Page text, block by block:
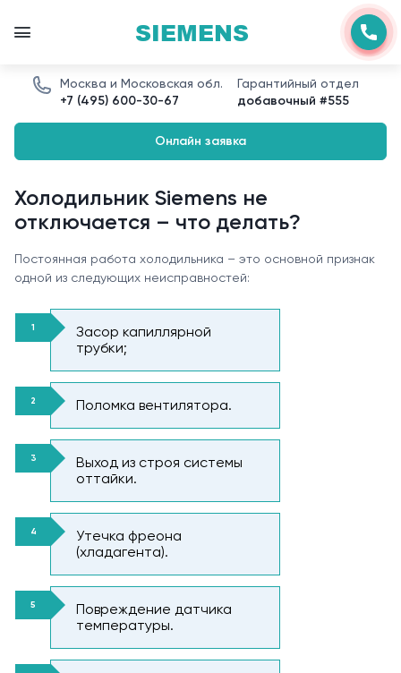
SIEMENS
Москва и Московская обл.
+7 (495) 600-30-67
Гарантийный отдел
добавочный #555
Онлайн заявка
Холодильник Siemens не
отключается – что делать?
Постоянная работа холодильника – это основной признак
одной из следующих неисправностей:
Засор капиллярной
трубки;
Поломка вентилятора.
Выход из строя системы
оттайки.
Утечка фреона
(хладагента).
Повреждение датчика
температуры.